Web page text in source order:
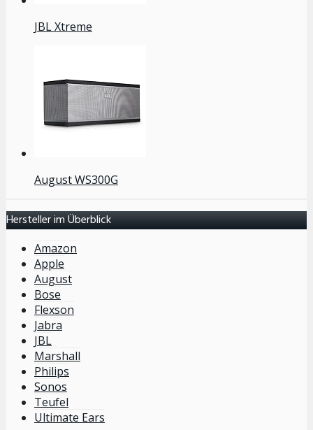
JBL Xtreme
August WS300G
Hersteller im Überblick
Amazon
Apple
August
Bose
Flexson
Jabra
JBL
Marshall
Philips
Sonos
Teufel
Ultimate Ears